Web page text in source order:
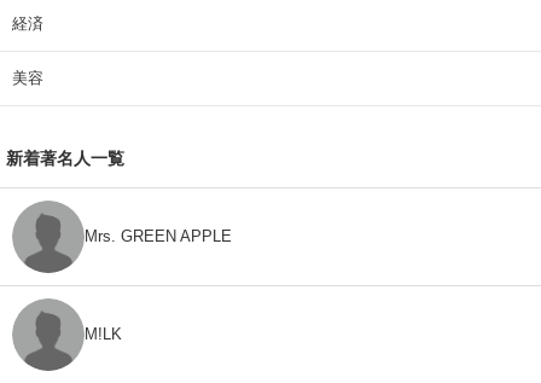
経済
美容
新着著名人一覧
Mrs. GREEN APPLE
M!LK